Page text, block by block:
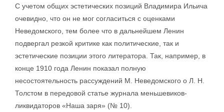
С учетом общих эстетических позиций Владимира Ильича
очевидно, что он не мог согласиться с оценками
Неведомского, тем более что в дальнейшем Ленин
подвергал резкой критике как политические, так и
эстетические позиции этого литератора. Так, например, в
конце 1910 года Ленин показал полную
несостоятельность рассуждений М. Неведомского о Л. Н.
Толстом в передовой статье журнала меньшевиков-
ликвидаторов «Наша заря» (№ 10).